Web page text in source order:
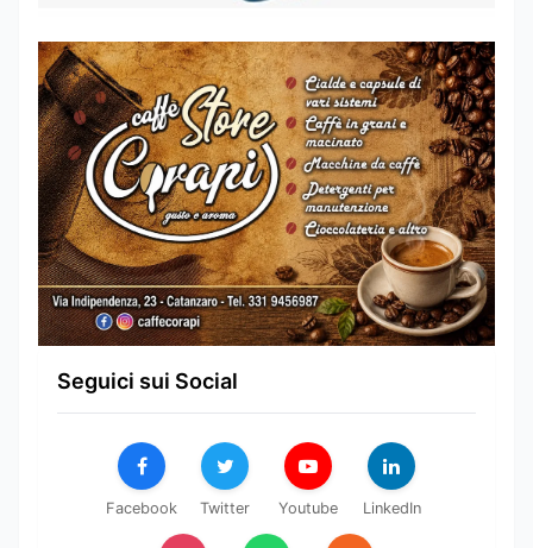
Seguici sui Social
Facebook Twitter Youtube LinkedIn